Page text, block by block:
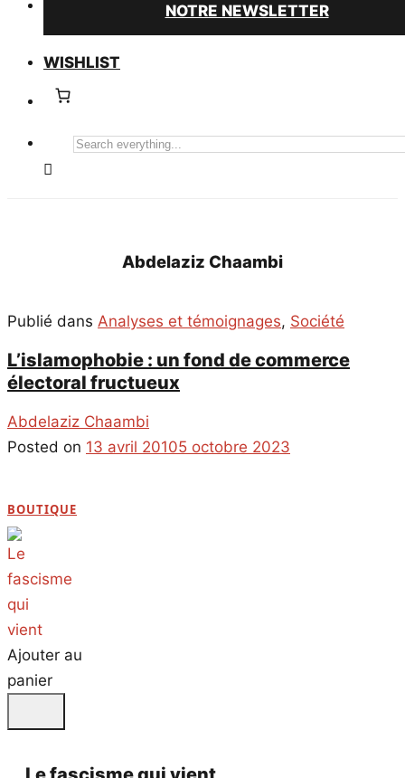
NOTRE NEWSLETTER
WISHLIST
Search
Abdelaziz Chaambi
Publié dans Analyses et témoignages, Société
L’islamophobie : un fond de commerce
électoral fructueux
Abdelaziz Chaambi
Posted on 13 avril 20105 octobre 2023
BOUTIQUE
Ajouter au
panier